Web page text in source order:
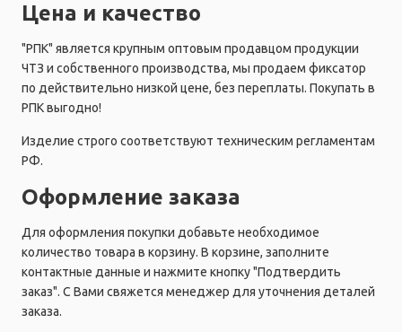
Цена и качество
"РПК" является крупным оптовым продавцом продукции
ЧТЗ и собственного производства, мы продаем фиксатор
по действительно низкой цене, без переплаты. Покупать в
РПК выгодно!
Изделие строго соответствуют техническим регламентам
РФ.
Оформление заказа
Для оформления покупки добавьте необходимое
количество товара в корзину. В корзине, заполните
контактные данные и нажмите кнопку "Подтвердить
заказ". С Вами свяжется менеджер для уточнения деталей
заказа.